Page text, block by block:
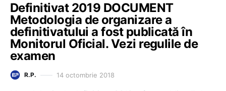
Definitivat 2019 DOCUMENT
Metodologia de organizare a
definitivatului a fost publicată în
Monitorul Oficial. Vezi regulile de
examen
R.P. 14 octombrie 2018